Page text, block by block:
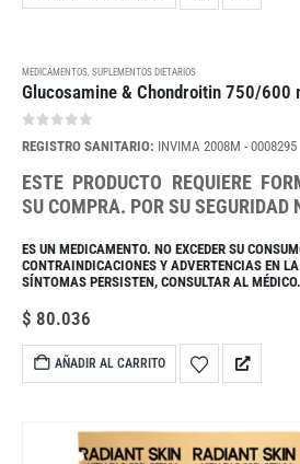
MEDICAMENTOS,SUPLEMENTOS DIETARIOS
Glucosamine & Chondroitin 750/600
REGISTRO SANITARIO: INVIMA 2008M - 0008295
ESTE PRODUCTO REQUIERE
SU COMPRA. POR SU SEGURIDAD
ES UN MEDICAMENTO. NO EXCEDER SU
CONTRAINDICACIONES Y ADVERTENCIAS EN
SÍNTOMAS PERSISTEN, CONSULTAR AL MÉDICO.
$ 80.036
AÑADIR AL CARRITO